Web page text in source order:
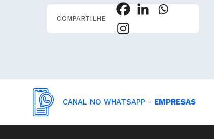
COMPARTILHE
CANAL NO WHATSAPP - EMPRESAS